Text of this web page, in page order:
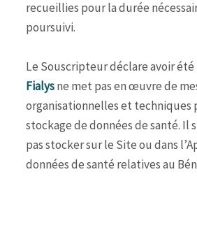
recueillies pour la durée
poursuivi.
Le Souscripteur déclare avoir
Fialysne met pas en œuvre de
organisationnelles et
stockage de données de santé. Il
pas stocker sur le Site ou dans
données de santé relatives au